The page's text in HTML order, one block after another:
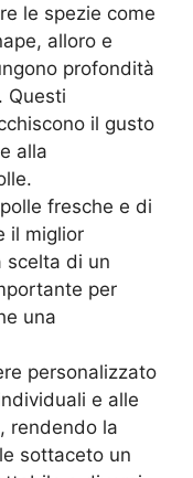
le spezie come
alloro e
profondità
Questi
il gusto
alla
fresche e di
il miglior
scelta di un
per
una
personalizzato
e alle
, rendendo la
sottaceto un